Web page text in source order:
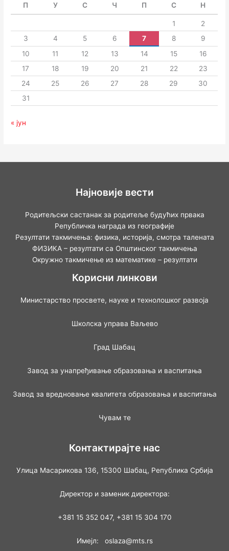
П У С Ч П С Н
1
2
3
4 5 6 7 8
9
10
11 12 13 14 15
16
17
18 19 20 21 22
23
24
25 26 27 28 29
30
31
« јун
Најновије вести
Родитељски састанак за родитеље будућих првака
Републичка награда из географије
Резултати такмичења: физика, историја, смотра талената
ФИЗИКА – резултати са Општинског такмичења
Окружно такмичење из математике – резултати
Корисни линкови
Министарство просвете, науке и технолошког развоја
Школска управа Ваљево
Град Шабац
Завод за унапређивање образовања и васпитања
Завод за вредновање квалитета образовања и васпитања
Чувам те
Контактирајте нас
Улица Масарикова 136, 15300 Шабац, Република Србија
Директор и заменик директора:
+381 15 352 047, +381 15 304 170
Имејл: oslaza@mts.rs